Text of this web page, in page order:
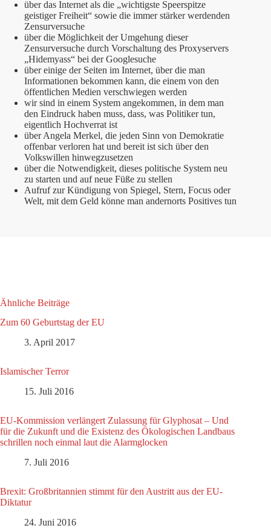
über das Internet als die „wichtigste Speerspitze
geistiger Freiheit“ sowie die immer stärker werdenden
Zensurversuche
über die Möglichkeit der Umgehung dieser
Zensurversuche durch Vorschaltung des Proxyservers
„Hidemyass“ bei der Googlesuche
über einige der Seiten im Internet, über die man
Informationen bekommen kann, die einem von den
öffentlichen Medien verschwiegen werden
wir sind in einem System angekommen, in dem man
den Eindruck haben muss, dass, was Politiker tun,
eigentlich Hochverrat ist
über Angela Merkel, die jeden Sinn von Demokratie
offenbar verloren hat und bereit ist sich über den
Volkswillen hinwegzusetzen
über die Notwendigkeit, dieses politische System neu
zu starten und auf neue Füße zu stellen
Aufruf zur Kündigung von Spiegel, Stern, Focus oder
Welt, mit dem Geld könne man andernorts Positives tun
Ähnliche Beiträge
Zum 60 Geburtstag der EU
3. April 2017
Islamischer Terror
15. Juli 2016
EU-Kommission verlängert Zulassung für Glyphosat – Und
für die Zukunft und die Existenz des Ökologischen Landbaus
schrillen noch einmal laut die Alarmglocken
7. Juli 2016
Brexit: Großbritannien stimmt für den Austritt aus der EU-
Diktatur
24. Juni 2016